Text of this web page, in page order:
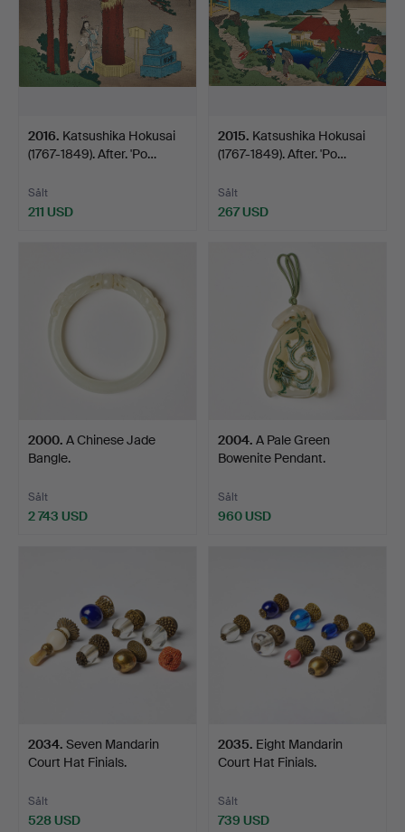
2016. Katsushika Hokusai
(1767-1849). After. 'Po…
Sålt
211 USD
2015. Katsushika Hokusai
(1767-1849). After. 'Po…
Sålt
267 USD
2000. A Chinese Jade
Bangle.
Sålt
2 743 USD
2004. A Pale Green
Bowenite Pendant.
Sålt
960 USD
2034. Seven Mandarin
Court Hat Finials.
Sålt
528 USD
2035. Eight Mandarin
Court Hat Finials.
Sålt
739 USD